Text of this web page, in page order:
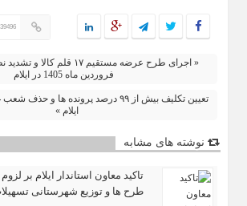
فروردین ماه 1405 در ایلام
تعیین تکلیف بیش از ۹۹ درصد پرونده‌ ها
ایلام »
نوشته های مشابه
تاکید معاون استاندار ایلام بر
طرح‌ ها و توزیع شهرستانی